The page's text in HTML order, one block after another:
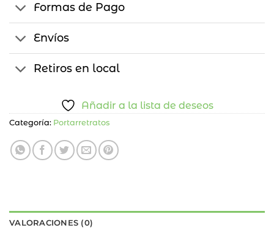
Formas de Pago
Envíos
Retiros en local
Añadir a la lista de deseos
Categoría: Portarretratos
VALORACIONES (0)